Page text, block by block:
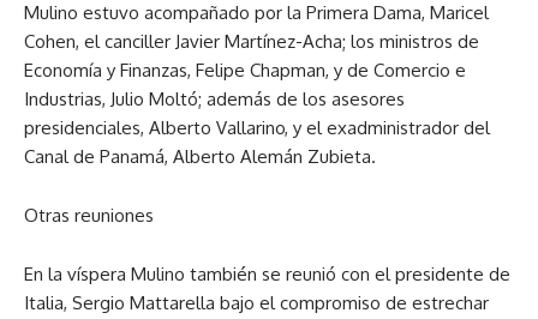
Mulino estuvo acompañado por la Primera Dama, Maricel
Cohen, el canciller Javier Martínez-Acha; los ministros de
Economía y Finanzas, Felipe Chapman, y de Comercio e
Industrias, Julio Moltó; además de los asesores
presidenciales, Alberto Vallarino, y el exadministrador del
Canal de Panamá, Alberto Alemán Zubieta.
Otras reuniones
En la víspera Mulino también se reunió con el presidente de
Italia, Sergio Mattarella bajo el compromiso de estrechar